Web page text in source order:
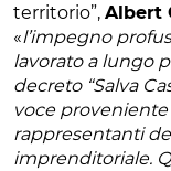
territorio”, Albert
«l’impegno
lavorato a lungo
decreto “Salva
voce
rappresentanti
imprenditoriale.